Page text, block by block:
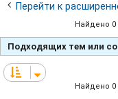
Перейти к
Найдено 0
Подходящих тем или
Найдено 0